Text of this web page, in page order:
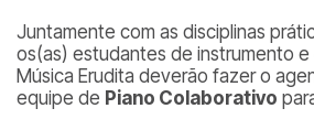
Juntamente com as disciplinas
os(as) estudantes de instrumento
Música Erudita deverão fazer o
equipe de Piano Colaborativo